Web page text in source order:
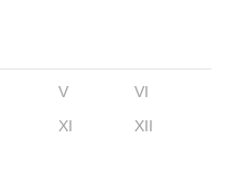
V
VI
XI XII